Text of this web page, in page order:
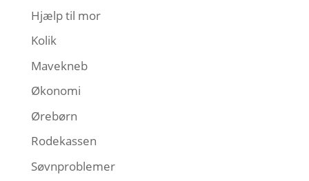
Hjælp til mor
Kolik
Mavekneb
Økonomi
Ørebørn
Rodekassen
Søvnproblemer